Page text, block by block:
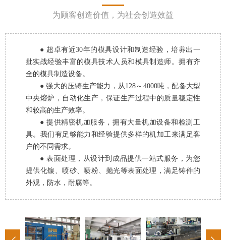
为顾客创造价值，为社会创造效益
● 超卓有近30年的模具设计和制造经验，培养出一
批实战经验丰富的模具技术人员和模具制造师。拥有齐
全的模具制造设备。
● 强大的压铸生产能力，从128～4000吨，配备大型
中央熔炉，自动化生产，保证生产过程中的质量稳定性
和较高的生产效率。
● 提供精密机加服务，拥有大量机加设备和检测工
具。我们有足够能力和经验提供多样的机加工来满足客
户的不同需求。
● 表面处理，从设计到成品提供一站式服务，为您
提供化镍、喷砂、喷粉、抛光等表面处理，满足铸件的
外观，防水，耐腐等。